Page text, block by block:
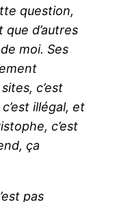
question,
d’autres
moi. Ses
c’est
illégal, et
c’est
ça
pas